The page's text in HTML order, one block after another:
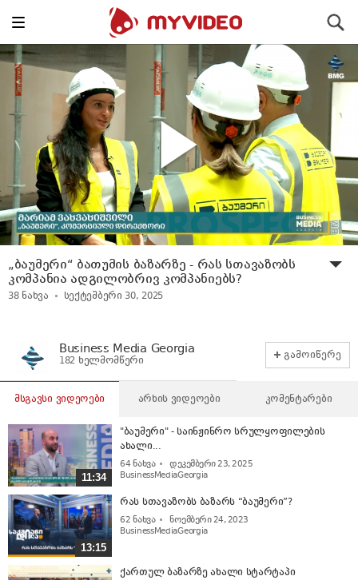
Toggle
„ბაუმერი“ ბათუმის ბაზარზე - რას სთავაზობს
კომპანია ადგილობრივ კომპანიებს?
38ნახვა სექტემბერი 30, 2025
გამოიწერე
Business Media Georgia
182 ხელმომწერი
მსგავსი ვიდეოები არხის ვიდეოები კომენტარები
11:34
"ბაუმერი" - საინჟინრო სრულყოფილების
ახალი...
64 ნახვა
დეკემბერი 23, 2025
BusinessMediaGeorgia
13:15
რას სთავაზობს ბაზარს “ბაუმერი”?
62 ნახვა
ნოემბერი 24, 2023
BusinessMediaGeorgia
ქართულ ბაზარზე ახალი სტარტაპი